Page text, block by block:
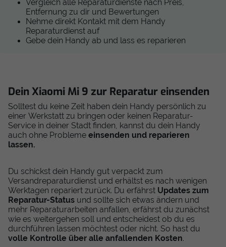
Vergleich alle Reparaturdienste nach Preis,
Entfernung zu dir und Bewertungen
Nehme direkt Kontakt mit dem Handy
Reparaturdienst auf
Gebe dein Handy ab und lass es reparieren
Dein Xiaomi Mi 9 zur Reparatur einsenden
Solltest du keine Zeit haben dein Handy persönlich zu
einer Werkstatt zu bringen oder keinen Reparatur-
Service in deiner Stadt finden, kannst du dein Handy
auch ohne Probleme einsenden und reparieren
lassen.
Du schickst dein Handy gut verpackt zum
Versandreparaturdienst und erhältst es nach wenigen
Werktagen repariert zurück. Du erfährst Updates zum
Reparatur-Status und sollte sich etwas ändern und
mehr Reparaturarbeiten anfallen, erfährst du zunächst
wie es weitergehen soll und entscheidest ob du es
durchführen lassen möchtest oder nicht. So hast du
volle Kontrolle über alle anfallenden Kosten.